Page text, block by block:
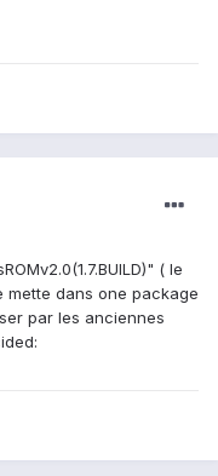
( le
mette dans one package
par les anciennes